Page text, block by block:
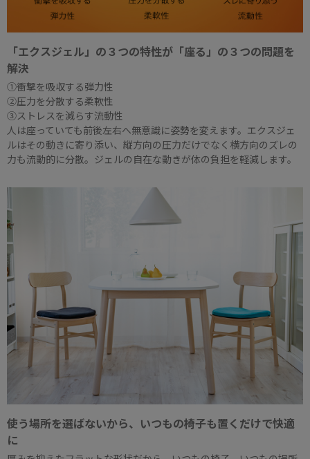
「エクスジェル」の３つの特性が「座る」の３つの問題を
解決
①衝撃を吸収する弾力性
②圧力を分散する柔軟性
③ストレスを減らす流動性
人は座っていても前後左右へ無意識に姿勢を変えます。エクスジェ
ルはその動きに寄り添い、縦方向の圧力だけでなく横方向のズレの
力も流動的に分散。ジェルの自在な動きが体の負担を軽減します。
使う場所を選ばないから、いつもの椅子も置くだけで快適
に